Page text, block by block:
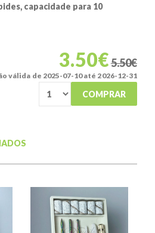
capacidade para 10
3.50€5.50€
válida de 2025-07-10 até 2026-12-31
COMPRAR